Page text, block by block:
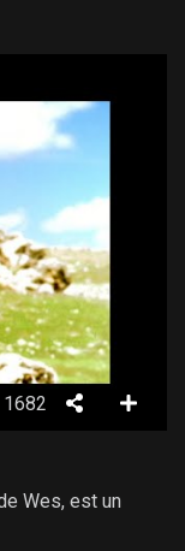
1682
Wes, est un